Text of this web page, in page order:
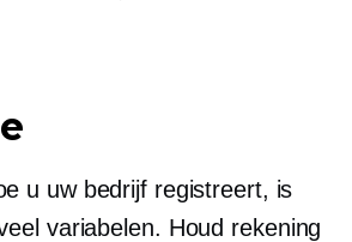
u uw bedrijf registreert, is
variabelen. Houd rekening